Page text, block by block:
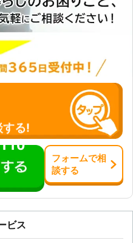
ヨタ 料金：15,000円 ※税込価
。 ※依頼内容によって料金は変
す。
する!
フォームで相
談する
ビス